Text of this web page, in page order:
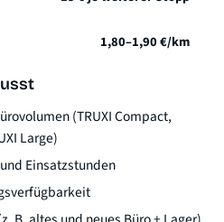
1,80–1,90 €/km
(TRUXI Compact,
Large)
Einsatzstunden